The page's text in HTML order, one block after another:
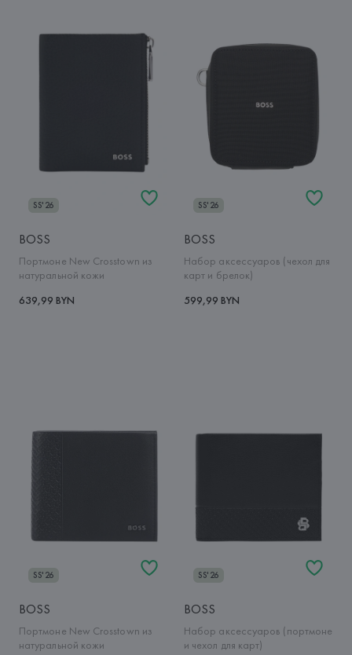
SS'26
BOSS
Портмоне New Crosstown из
натуральной кожи
639,99 BYN
SS'26
BOSS
Набор аксессуаров (чехол для
карт и брелок)
599,99 BYN
SS'26
BOSS
Портмоне New Crosstown из
натуральной кожи
SS'26
BOSS
Набор аксессуаров (портмоне
и чехол для карт)